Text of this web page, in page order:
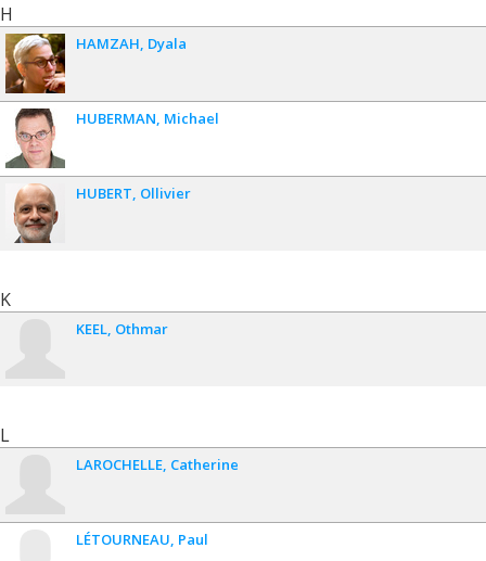
H
HAMZAH Dyala
HUBERMAN Michael
HUBERT Ollivier
K
KEEL Othmar
L
LAROCHELLE Catherine
LÉTOURNEAU Paul